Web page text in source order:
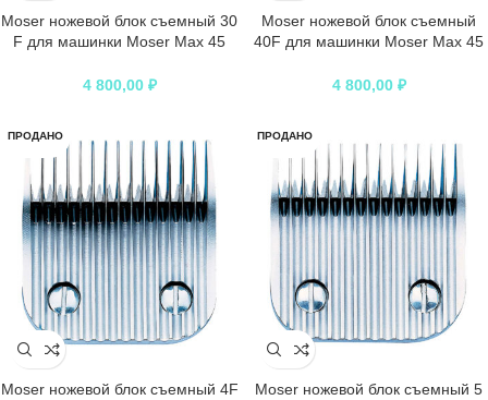
Moser ножевой блок съемный 30
F для машинки Moser Max 45
шаг 1,63 мм)
4 800,00 ₽
Moser ножевой блок съемный
40F для машинки Moser Max 45
шаг 1,20 мм)
4 800,00 ₽
ПРОДАНО
Moser ножевой блок съемный 4F
ПРОДАНО
Moser ножевой блок съемный 5